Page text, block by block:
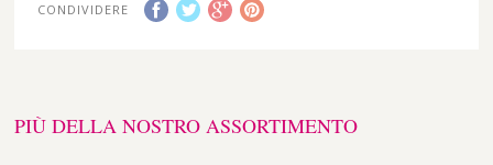
CONDIVIDERE
PIÙ DELLA NOSTRO ASSORTIMENTO